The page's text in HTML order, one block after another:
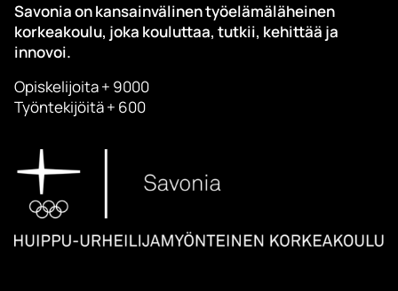
Savonia on kansainvälinen työelämäläheinen
korkeakoulu, joka kouluttaa, tutkii, kehittää ja
innovoi.
Opiskelijoita + 9000
Työntekijöitä + 600